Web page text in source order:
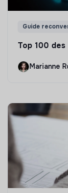
Guide
Top 100
Marianne